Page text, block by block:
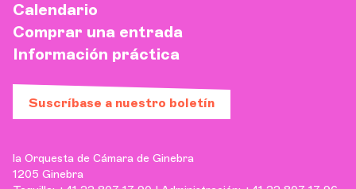
Calendario
Comprar una entrada
Información práctica
Suscríbase a nuestro boletín
la Orquesta de Cámara de Ginebra
1205 Ginebra